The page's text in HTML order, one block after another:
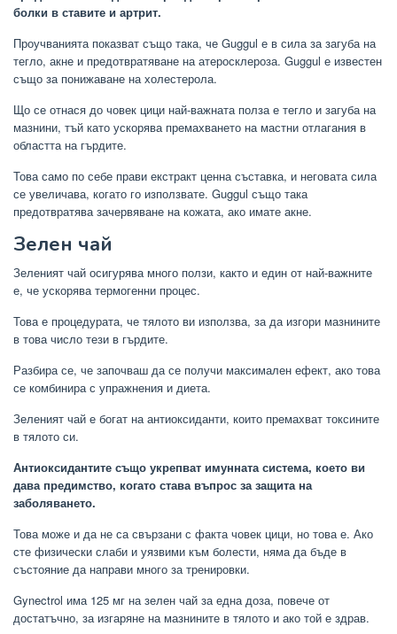
болки в ставите и артрит.
Проучванията показват също така, че Guggul е в сила за загуба на
тегло, акне и предотвратяване на атеросклероза. Guggul е известен
също за понижаване на холестерола.
Що се отнася до човек цици най-важната полза е тегло и загуба на
мазнини, тъй като ускорява премахването на мастни отлагания в
областта на гърдите.
Това само по себе прави екстракт ценна съставка, и неговата сила
се увеличава, когато го използвате. Guggul също така
предотвратява зачервяване на кожата, ако имате акне.
Зелен чай
Зеленият чай осигурява много ползи, както и един от най-важните
е, че ускорява термогенни процес.
Това е процедурата, че тялото ви използва, за да изгори мазнините
в това число тези в гърдите.
Разбира се, че започваш да се получи максимален ефект, ако това
се комбинира с упражнения и диета.
Зеленият чай е богат на антиоксиданти, които премахват токсините
в тялото си.
Антиоксидантите също укрепват имунната система, което ви
дава предимство, когато става въпрос за защита на
заболяването.
Това може и да не са свързани с факта човек цици, но това е. Ако
сте физически слаби и уязвими към болести, няма да бъде в
състояние да направи много за тренировки.
Gynectrol има 125 мг на зелен чай за една доза, повече от
достатъчно, за изгаряне на мазнините в тялото и ако той е здрав.